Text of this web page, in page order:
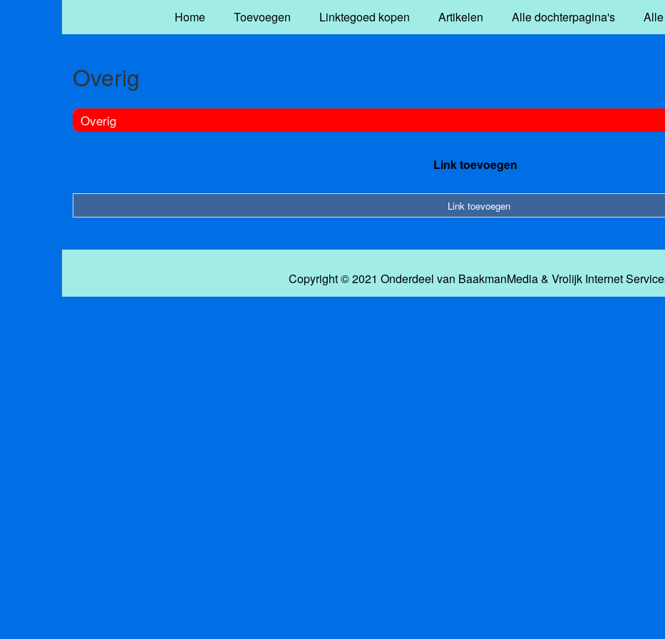
Home Toevoegen Linktegoed kopen Artikelen Alle dochterpagina's
Overig
Overig
Link toevoegen
Link toevoegen
Copyright © 2021 Onderdeel van BaakmanMedia& Vrolijk Internet